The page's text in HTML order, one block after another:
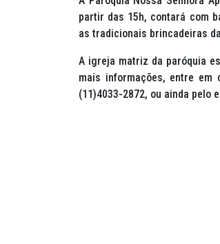
partir das 15h, contará com
as tradicionais brincadeiras
A igreja matriz da paróquia
mais informações, entre em
(11)4033-2872, ou ainda pelo